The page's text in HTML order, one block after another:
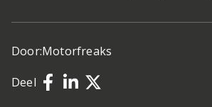
Door:Motorfreaks
Deel